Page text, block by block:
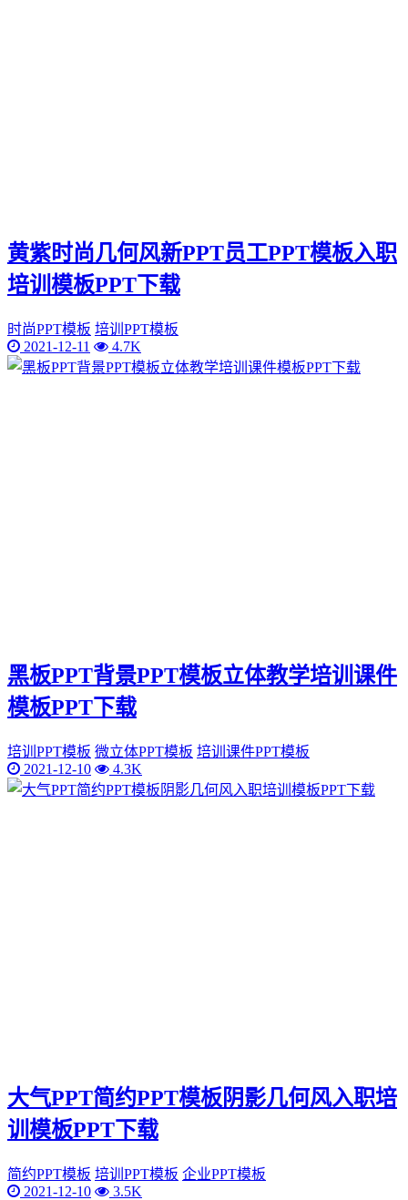
黄紫时尚几何风新PPT员工PPT模板入职
培训模板PPT下载
时尚PPT模板 培训PPT模板
2021-12-11
4.7K
黑板PPT背景PPT模板立体教学培训课件
模板PPT下载
培训PPT模板 微立体PPT模板 培训课件PPT模板
2021-12-10
4.3K
大气PPT简约PPT模板阴影几何风入职培
训模板PPT下载
简约PPT模板 培训PPT模板 企业PPT模板
2021-12-10
3.5K